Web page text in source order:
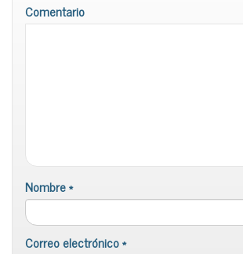
Comentario
Nombre*
Correo electrónico*